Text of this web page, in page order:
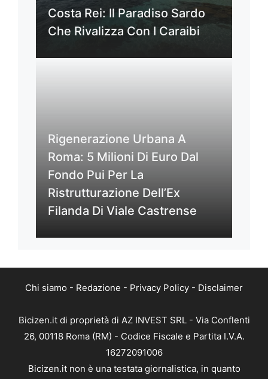
Costa Rei: Il Paradiso Sardo
Che Rivalizza Con I Caraibi
Rigenerazione Urbana A
Roma: 5 Milioni Di Euro Dal
Fondo Pui Per La
Ristrutturazione Dell’Ex
Filanda Di Viale Castrense
Chi siamo - Redazione - Privacy Policy - Disclaimer
Bicizen.it di proprietà di AZ INVEST SRL - Via Conflenti
26, 00118 Roma (RM) - Codice Fiscale e Partita I.V.A.
16272091006
Bicizen.it non è una testata giornalistica, in quanto